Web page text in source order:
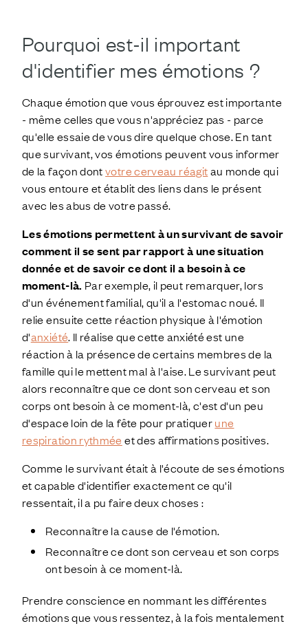
Pourquoi est-il important
d'identifier mes émotions ?
Chaque émotion que vous éprouvez est importante
- même celles que vous n'appréciez pas - parce
qu'elle essaie de vous dire quelque chose. En tant
que survivant, vos émotions peuvent vous informer
de la façon dontvotre cerveau réagitau monde qui
vous entoure et établit des liens dans le présent
avec les abus de votre passé.
Les émotions permettent à un survivant de savoir
comment il se sent par rapport à une situation
donnée et de savoir ce dont il a besoin à ce
moment-là. Par exemple, il peut remarquer, lors
d'un événement familial, qu'il a l'estomac noué. Il
relie ensuite cette réaction physique à l'émotion
d'anxiété. Il réalise que cette anxiété est une
réaction à la présence de certains membres de la
famille qui le mettent mal à l'aise. Le survivant peut
alors reconnaître que ce dont son cerveau et son
corps ont besoin à ce moment-là, c'est d'un peu
d'espace loin de la fête pour pratiquerune
respiration rythmée et des affirmations positives.
Comme le survivant était à l'écoute de ses émotions
et capable d'identifier exactement ce qu'il
ressentait, il a pu faire deux choses :
Reconnaître la cause de l'émotion.
Reconnaître ce dont son cerveau et son corps
ont besoin à ce moment-là.
Prendre conscience en nommant les différentes
émotions que vous ressentez, à la fois mentalement